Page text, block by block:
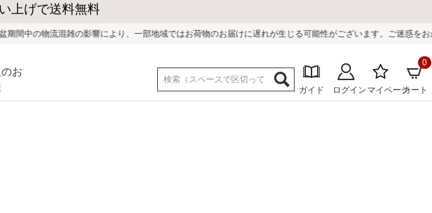
部地域ではお荷物のお届けに遅れが生じる可能性がございます。ご迷惑をおかけしまして誠に申し訳ございま
お
ガイド ログイン マイページカート
0